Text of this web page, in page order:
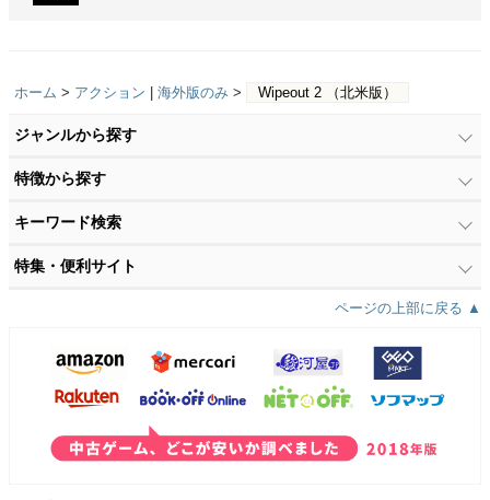
ホーム > アクション | 海外版のみ > Wipeout 2 （北米版）
ジャンルから探す
特徴から探す
キーワード検索
特集・便利サイト
ページの上部に戻る ▲